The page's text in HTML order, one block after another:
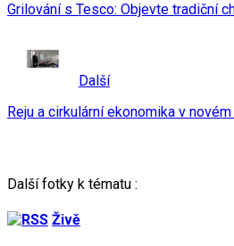
Grilování s Tesco: Objevte tradiční
Další
Reju a cirkulární ekonomika v
Další fotky k tématu :
Živě